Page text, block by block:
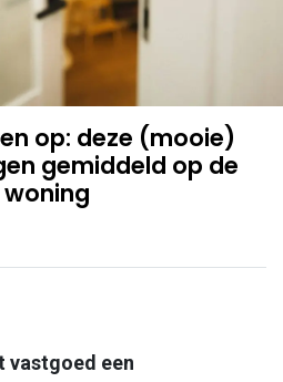
op: deze (mooie)
gemiddeld op de
Mail
via link
vastgoed een